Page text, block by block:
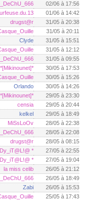
02/06 à 17:56
01/06 à 14:42
drugst@r
31/05 à 20:38
31/05 à 20:11
Clyde
31/05 à 15:51
31/05 à 12:12
31/05 à 09:55
*[Mikinounet]*
30/05 à 17:53
30/05 à 15:26
Orlando
30/05 à 14:26
*[Mikinounet]*
29/05 à 23:30
censia
29/05 à 20:44
kelkel
29/05 à 18:49
MiSsLoOv
28/05 à 22:38
28/05 à 22:08
drugst@r
28/05 à 08:15
*
27/05 à 22:55
*
27/05 à 19:04
la miss celib
26/05 à 21:12
26/05 à 18:49
Zabi
26/05 à 15:53
25/05 à 17:43